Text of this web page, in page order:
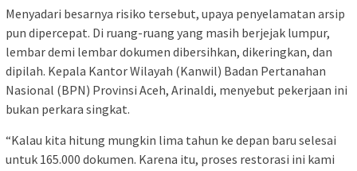
Menyadari besarnya risiko tersebut, upaya penyelamatan arsip
pun dipercepat. Di ruang-ruang yang masih berjejak lumpur,
lembar demi lembar dokumen dibersihkan, dikeringkan, dan
dipilah. Kepala Kantor Wilayah (Kanwil) Badan Pertanahan
Nasional (BPN) Provinsi Aceh, Arinaldi, menyebut pekerjaan ini
bukan perkara singkat.
“Kalau kita hitung mungkin lima tahun ke depan baru selesai
untuk 165.000 dokumen. Karena itu, proses restorasi ini kami